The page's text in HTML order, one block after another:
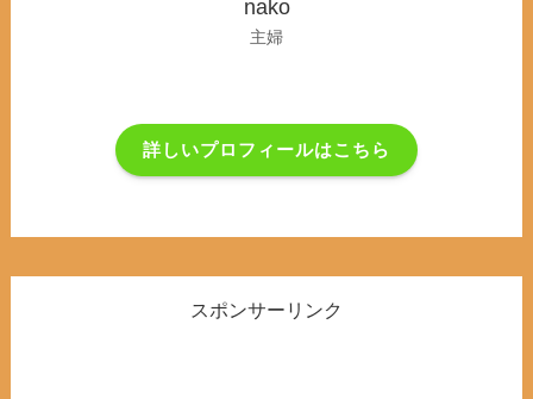
nako
主婦
詳しいプロフィールはこちら
スポンサーリンク